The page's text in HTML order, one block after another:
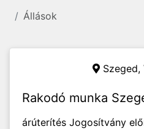
Állások
Szeged,
Rakodó munka
árúterítés Jogosítvány